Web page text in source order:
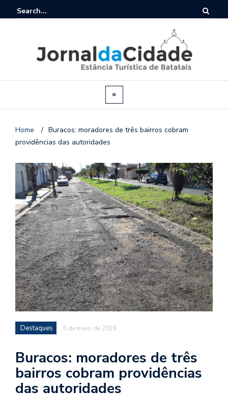
Home / Buracos: moradores de três bairros cobram
providências das autoridades
Destaques 5 de maio de 2019
Buracos: moradores de três
bairros cobram providências
das autoridades